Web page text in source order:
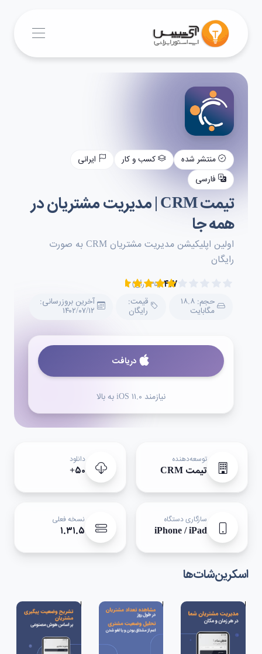
منتشر شده کسب و کار
ایرانی
فارسی
تیمت CRM | مدیریت مشتریان در
همه جا
اولین اپلیکیشن مدیریت مشتریان CRM به صورت
رایگان
۴.۷ (۲۳۵ رأی)
حجم: ۱۸.۸
مگابایت
قیمت:
رایگان
آخرین بروزرسانی:
۱۴۰۲/۰۷/۱۲
دریافت
نیازمند iOS ۱۱.۰ به بالا
توسعه‌دهنده
تیمت CRM
دانلود
۵۰+
سازگاری دستگاه
iPhone / iPad
نسخه فعلی
۱.۳۱.۵
اسکرین‌شات‌ها